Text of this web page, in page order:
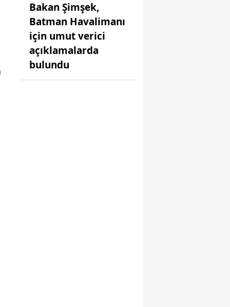
Bakan Şimşek,
Batman Havalimanı
için umut verici
açıklamalarda
bulundu